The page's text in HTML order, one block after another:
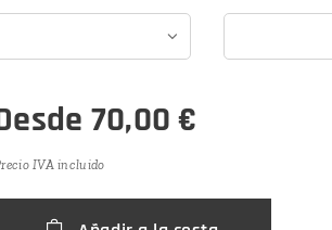
70,00€
IVA incluido